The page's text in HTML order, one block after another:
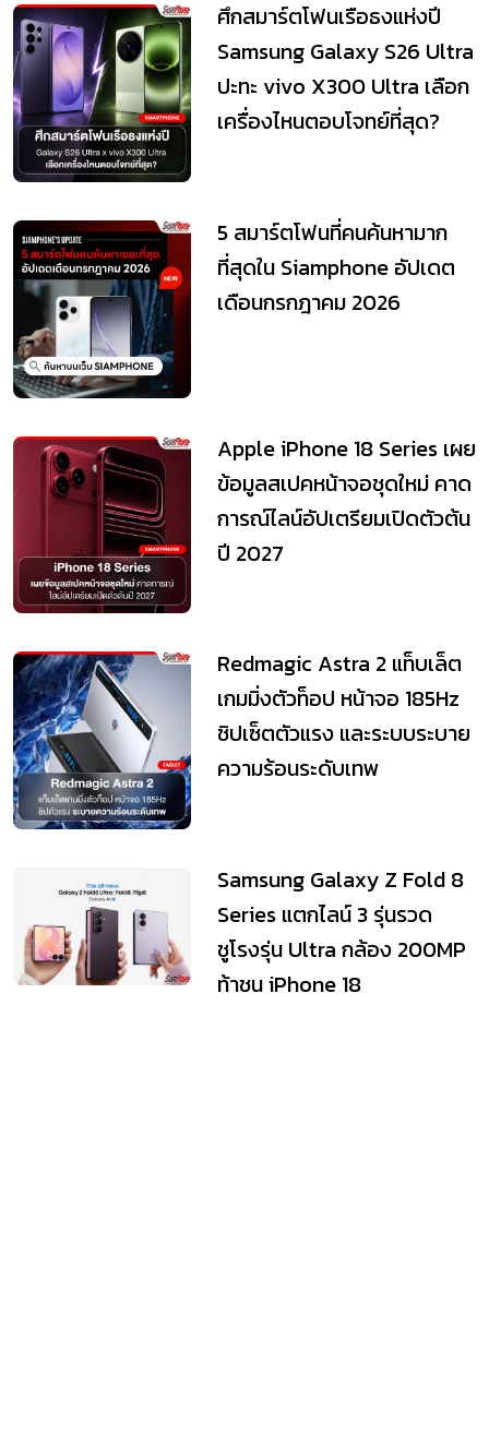
ศึกสมาร์ตโฟนเรือธงแห่งปี
Samsung Galaxy S26 Ultra
ปะทะ vivo X300 Ultra เลือก
เครื่องไหนตอบโจทย์ที่สุด?
5 สมาร์ตโฟนที่คนค้นหามาก
ที่สุดใน Siamphone อัปเดต
เดือนกรกฎาคม 2026
Apple iPhone 18 Series เผย
ข้อมูลสเปคหน้าจอชุดใหม่ คาด
การณ์ไลน์อัปเตรียมเปิดตัวต้น
ปี 2027
Redmagic Astra 2 แท็บเล็ต
เกมมิ่งตัวท็อป หน้าจอ 185Hz
ชิปเซ็ตตัวแรง และระบบระบาย
ความร้อนระดับเทพ
Samsung Galaxy Z Fold 8
Series แตกไลน์ 3 รุ่นรวด
ชูโรงรุ่น Ultra กล้อง 200MP
ท้าชน iPhone 18